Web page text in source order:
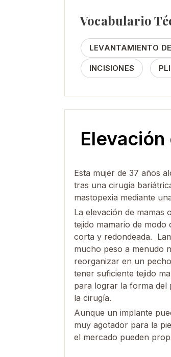
Vocabulario
LEVANTAMIENTO
INCISIONES
Esta mujer de 37 años
tras una cirugía
mastopexia mediante
La elevación de mamas
tejido mamario de modo
corta y redondeada.
mucho peso a menudo
reorganizar en un
tener suficiente tejido
para lograr la forma del
la cirugía.
Aunque un implante
muy agotador para la
el mercado pueden